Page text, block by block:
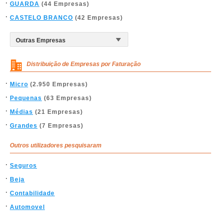
GUARDA (44 Empresas)
CASTELO BRANCO (42 Empresas)
Distribuição de Empresas por Faturação
Micro (2.950 Empresas)
Pequenas (63 Empresas)
Médias (21 Empresas)
Grandes (7 Empresas)
Outros utilizadores pesquisaram
Seguros
Beja
Contabilidade
Automovel